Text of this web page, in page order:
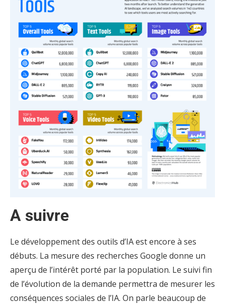
A suivre
Le développement des outils d’IA est encore à ses
débuts. La mesure des recherches Google donne un
aperçu de l’intérêt porté par la population. Le suivi fin
de l’évolution de la demande permettra de mesurer les
conséquences sociales de l’IA. On parle beaucoup de